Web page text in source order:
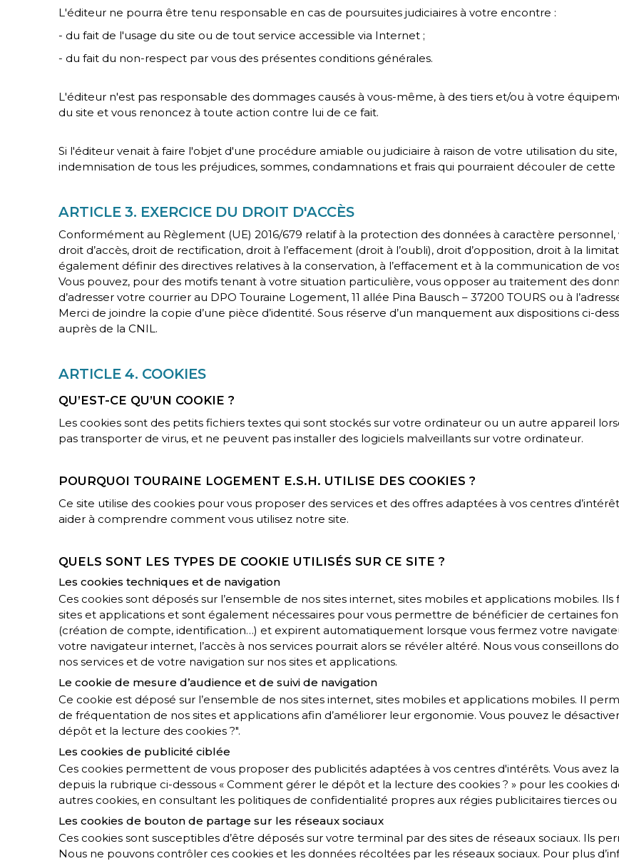
L'éditeur ne pourra être tenu responsable en cas de poursuites judiciaires à votre encontre :
- du fait de l'usage du site ou de tout service accessible via Internet ;
- du fait du non-respect par vous des présentes conditions générales.
L'éditeur n'est pas responsable des dommages causés à vous-même, à des tiers et/ou à votre
du site et vous renoncez à toute action contre lui de ce fait.
Si l'éditeur venait à faire l'objet d'une procédure amiable ou judiciaire à raison de votre utilisation du
indemnisation de tous les préjudices, sommes, condamnations et frais qui pourraient découler de
ARTICLE 3. EXERCICE DU DROIT D'ACCÈS
Conformément au Règlement (UE) 2016/679 relatif à la protection des données à caractère personnel,
droit d’accès, droit de rectification, droit à l’effacement (droit à l’oubli), droit d’opposition, droit à la
également définir des directives relatives à la conservation, à l’effacement et à la communication de
Vous pouvez, pour des motifs tenant à votre situation particulière, vous opposer au traitement des
d’adresser votre courrier au DPO Touraine Logement, 11 allée Pina Bausch – 37200 TOURS ou à
Merci de joindre la copie d’une pièce d’identité. Sous réserve d’un manquement aux dispositions ci-
auprès de la CNIL.
ARTICLE 4. COOKIES
QU’EST-CE QU’UN COOKIE ?
Les cookies sont des petits fichiers textes qui sont stockés sur votre ordinateur ou un autre appareil
pas transporter de virus, et ne peuvent pas installer des logiciels malveillants sur votre ordinateur.
POURQUOI TOURAINE LOGEMENT E.S.H. UTILISE DES COOKIES ?
Ce site utilise des cookies pour vous proposer des services et des offres adaptées à vos centres
aider à comprendre comment vous utilisez notre site.
QUELS SONT LES TYPES DE COOKIE UTILISÉS SUR CE SITE ?
Les cookies techniques et de navigation
Ces cookies sont déposés sur l’ensemble de nos sites internet, sites mobiles et applications mobiles.
sites et applications et sont également nécessaires pour vous permettre de bénéficier de certaines
(création de compte, identification…) et expirent automatiquement lorsque vous fermez votre
votre navigateur internet, l’accès à nos services pourrait alors se révéler altéré. Nous vous conseillons
nos services et de votre navigation sur nos sites et applications.
Le cookie de mesure d’audience et de suivi de navigation
Ce cookie est déposé sur l’ensemble de nos sites internet, sites mobiles et applications mobiles. Il
de fréquentation de nos sites et applications afin d’améliorer leur ergonomie. Vous pouvez le
dépôt et la lecture des cookies ?".
Les cookies de publicité ciblée
Ces cookies permettent de vous proposer des publicités adaptées à vos centres d'intérêts. Vous avez
depuis la rubrique ci-dessous « Comment gérer le dépôt et la lecture des cookies ? » pour les cookies
autres cookies, en consultant les politiques de confidentialité propres aux régies publicitaires tierces ou
Les cookies de bouton de partage sur les réseaux sociaux
Ces cookies sont susceptibles d’être déposés sur votre terminal par des sites de réseaux sociaux. Ils
Nous ne pouvons contrôler ces cookies et les données récoltées par les réseaux sociaux. Pour plus